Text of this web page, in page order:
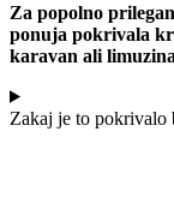
Za popolno
ponuja pokrivala
karavan ali
Zakaj je to pokrivalo